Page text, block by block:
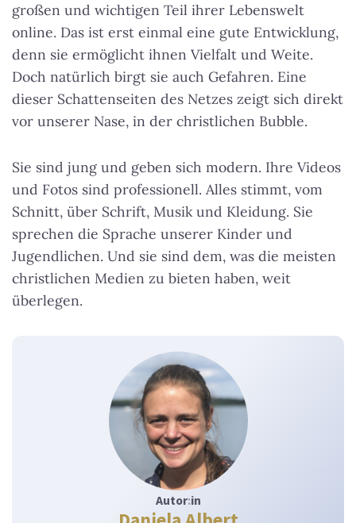
großen und wichtigen Teil ihrer Lebenswelt
online. Das ist erst einmal eine gute Entwicklung,
denn sie ermöglicht ihnen Vielfalt und Weite.
Doch natürlich birgt sie auch Gefahren. Eine
dieser Schattenseiten des Netzes zeigt sich direkt
vor unserer Nase, in der christlichen Bubble.
Sie sind jung und geben sich modern. Ihre Videos
und Fotos sind professionell. Alles stimmt, vom
Schnitt, über Schrift, Musik und Kleidung. Sie
sprechen die Sprache unserer Kinder und
Jugendlichen. Und sie sind dem, was die meisten
christlichen Medien zu bieten haben, weit
überlegen.
Autor:in